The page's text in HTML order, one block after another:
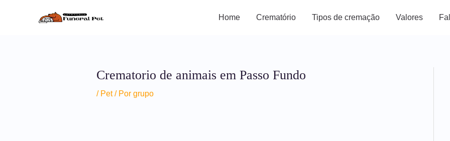
Home Crematório Tipos de cremação Valores
Crematorio de animais em Passo Fundo
/ Pet/ Por grupo
navigation